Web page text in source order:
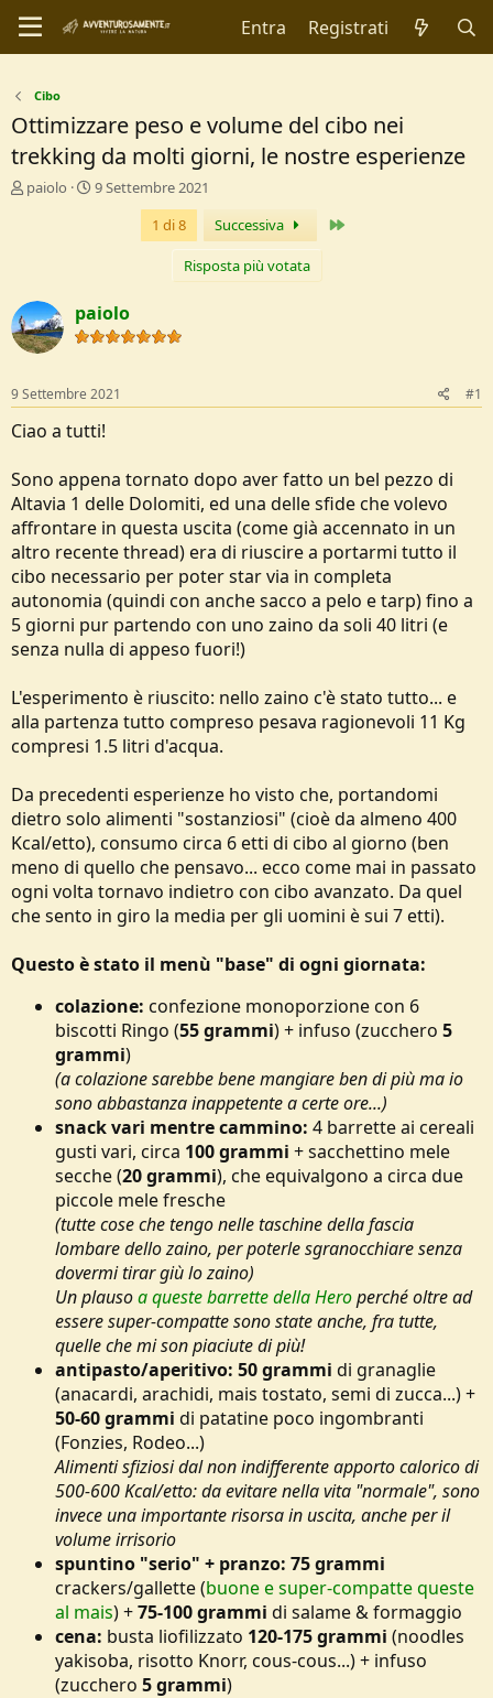
Entra Registrati
Cibo
Ottimizzare peso e volume del cibo nei
trekking da molti giorni, le nostre esperienze
C
r
e
D
s
c
u
s
i
o
n
e
paiolo
D
I
n
i
i
o
9 Settembre 2021
1 di 8
Successiva
Risposta più votata
paiolo
9 Settembre 2021 #1
Ciao a tutti!
Sono appena tornato dopo aver fatto un bel pezzo di
Altavia 1 delle Dolomiti, ed una delle sfide che volevo
affrontare in questa uscita (come già accennato in un
altro recente thread) era di riuscire a portarmi tutto il
cibo necessario per poter star via in completa
autonomia (quindi con anche sacco a pelo e tarp) fino a
5 giorni pur partendo con uno zaino da soli 40 litri (e
senza nulla di appeso fuori!)
L'esperimento è riuscito: nello zaino c'è stato tutto... e
alla partenza tutto compreso pesava ragionevoli 11 Kg
compresi 1.5 litri d'acqua.
Da precedenti esperienze ho visto che, portandomi
dietro solo alimenti "sostanziosi" (cioè da almeno 400
Kcal/etto), consumo circa 6 etti di cibo al giorno (ben
meno di quello che pensavo... ecco come mai in passato
ogni volta tornavo indietro con cibo avanzato. Da quel
che sento in giro la media per gli uomini è sui 7 etti).
Questo è stato il menù "base" di ogni giornata:
colazione: confezione monoporzione con 6
biscotti Ringo (55 grammi) + infuso (zucchero 5
grammi)
(a colazione sarebbe bene mangiare ben di più ma io
sono abbastanza inappetente a certe ore...)
snack vari mentre cammino: 4 barrette ai cereali
gusti vari, circa 100 grammi + sacchettino mele
secche (20 grammi), che equivalgono a circa due
piccole mele fresche
(tutte cose che tengo nelle taschine della fascia
lombare dello zaino, per poterle sgranocchiare senza
dovermi tirar giù lo zaino)
Un plausoa queste barrette della Heroperché oltre ad
essere super-compatte sono state anche, fra tutte,
quelle che mi son piaciute di più!
antipasto/aperitivo: 50 grammi di granaglie
(anacardi, arachidi, mais tostato, semi di zucca...) +
50-60 grammi di patatine poco ingombranti
(Fonzies, Rodeo...)
Alimenti sfiziosi dal non indifferente apporto calorico di
500-600 Kcal/etto: da evitare nella vita "normale", sono
invece una importante risorsa in uscita, anche per il
volume irrisorio
spuntino "serio" + pranzo: 75 grammi
crackers/gallette (buone e super-compatte queste
al mais) +75-100 grammi di salame & formaggio
cena: busta liofilizzato 120-175 grammi (noodles
yakisoba, risotto Knorr, cous-cous...) + infuso
(zucchero 5 grammi)